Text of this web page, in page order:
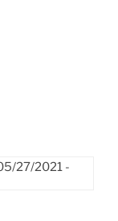
27/2021 -